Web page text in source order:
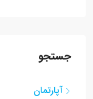
جستجو
آپارتمان